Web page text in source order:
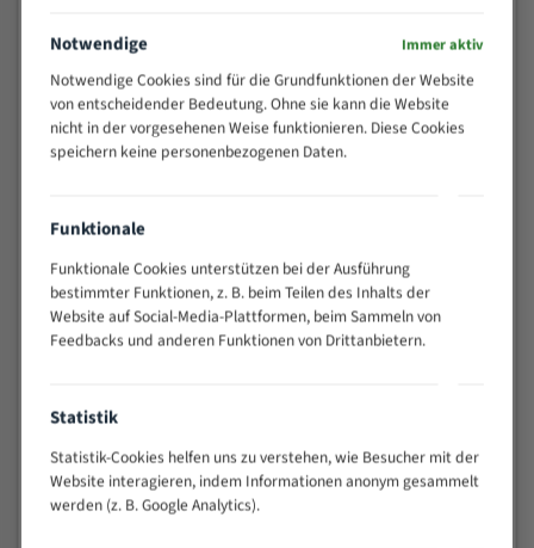
25 - 50
50 - 120
4/6
80 - 180
3/4
130 -
2/3
450
200 -
600
1,1/1,6
> 500
0,75/1,25
Vorteile:
Anwendungen
Widerstandsfähig gegen Zahnbruch auch bei
schwierigen Werkstücken (Materialmischung,
wechselnde Verbindungslängen)
Notwendige Immer aktiv
Notwendige Cookies sind für die Grundfunktionen der Website
von entscheidender Bedeutung. Ohne sie kann die Website
nicht in der vorgesehenen Weise funktionieren. Diese Cookies
speichern keine personenbezogenen Daten.
Funktionale
Funktionale Cookies unterstützen bei der Ausführung
bestimmter Funktionen, z. B. beim Teilen des Inhalts der
Website auf Social-Media-Plattformen, beim Sammeln von
Feedbacks und anderen Funktionen von Drittanbietern.
Statistik
Statistik-Cookies helfen uns zu verstehen, wie Besucher mit der
Website interagieren, indem Informationen anonym gesammelt
werden (z. B. Google Analytics).